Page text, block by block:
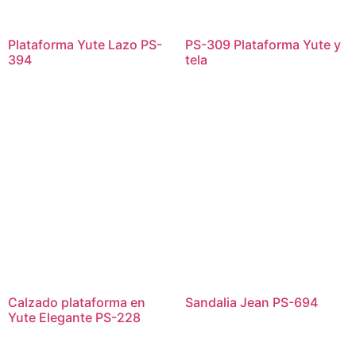
Plataforma Yute Lazo PS-
394
PS-309 Plataforma Yute y
tela
Calzado plataforma en
Yute Elegante PS-228
Sandalia Jean PS-694